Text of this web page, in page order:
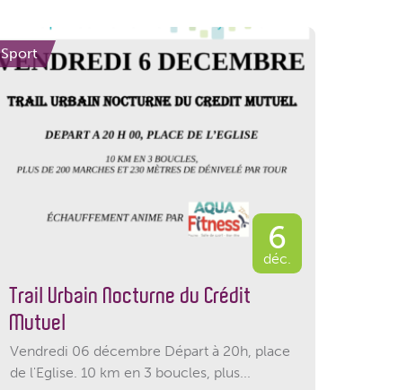
Sport
6
déc.
Trail Urbain Nocturne du Crédit
Mutuel
Vendredi 06 décembre Départ à 20h, place
de l'Eglise. 10 km en 3 boucles, plus...